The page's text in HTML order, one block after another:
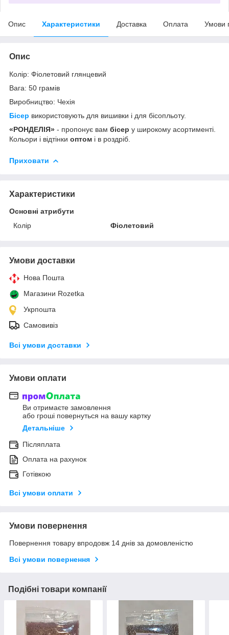
Опис Характеристики Доставка Оплата Умови
Опис
Колір: Фіолетовий глянцевий
Вага: 50 грамів
Виробництво: Чехія
Бісер використовують для вишивки і для бісопльоту.
«РОНДЕЛІЯ» - пропонує вам бісер у широкому асортименті.
Кольори і відтінки оптом і в роздріб.
Приховати
Характеристики
Основні атрибути
Колір
Фіолетовий
Умови доставки
Нова Пошта
Магазини Rozetka
Укрпошта
Самовивіз
Всі умови доставки
Умови оплати
Ви отримаєте замовлення
або гроші повернуться на вашу картку
Детальніше
Післяплата
Оплата на рахунок
Готівкою
Всі умови оплати
Умови повернення
Повернення товару впродовж 14 днів за домовленістю
Всі умови повернення
Подібні товари компанії